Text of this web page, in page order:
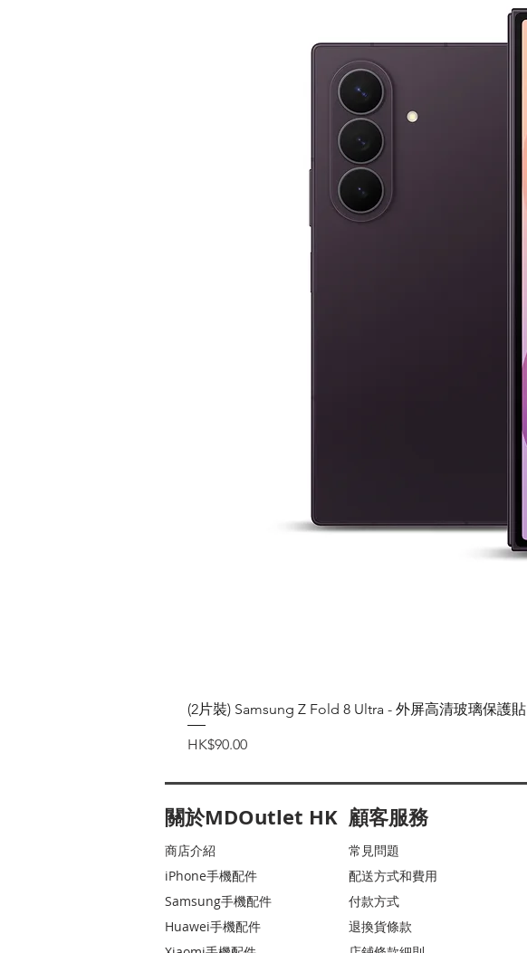
(2片裝) Samsung Z Fold 8 Ultra - 外屏高清玻璃保護貼
價格
HK$90.00
關於MDOutlet HK
商店介紹
iPhone手機配件
Samsung手機配件
Huawei手機配件
顧客服務
常見問題
配送方式和費用
付款方式
退換貨條款